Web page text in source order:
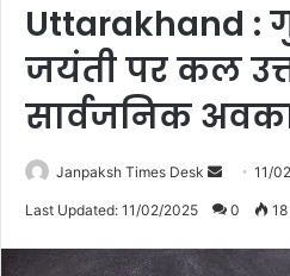
Uttarakhand :
जयंती पर कल
सार्वजनिक
Janpaksh Times Desk
e
11/
Last Updated: 11/02/2025 0 18